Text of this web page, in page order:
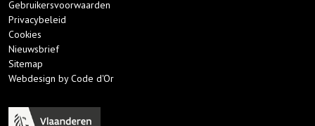
Gebruikersvoorwaarden
Privacybeleid
Cookies
Nieuwsbrief
Sitemap
Webdesign by Code d'Or